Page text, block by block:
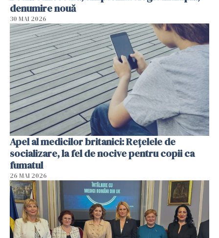
denumire nouă
30 MAI 2026
Apel al medicilor britanici: Reţelele de
socializare, la fel de nocive pentru copii ca
fumatul
26 MAI 2026